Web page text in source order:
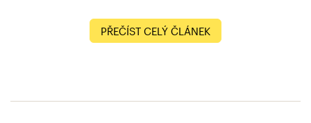
PŘEČÍST CELÝ ČLÁNEK